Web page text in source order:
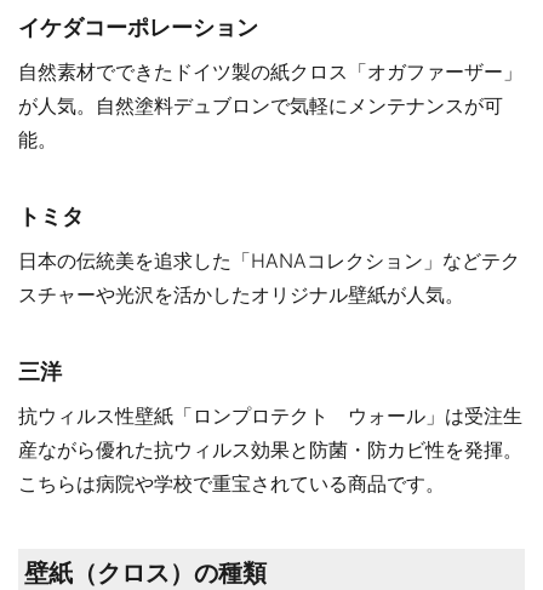
イケダコーポレーション
自然素材でできたドイツ製の紙クロス「オガファーザー」
が人気。自然塗料デュブロンで気軽にメンテナンスが可
能。
トミタ
日本の伝統美を追求した「HANAコレクション」などテク
スチャーや光沢を活かしたオリジナル壁紙が人気。
三洋
抗ウィルス性壁紙「ロンプロテクト ウォール」は受注生
産ながら優れた抗ウィルス効果と防菌・防カビ性を発揮。
こちらは病院や学校で重宝されている商品です。
壁紙（クロス）の種類